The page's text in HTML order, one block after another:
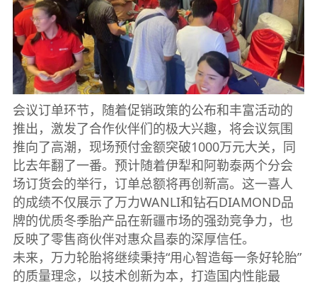
会议订单环节，随着促销政策的公布和丰富活动的
推出，激发了合作伙伴们的极大兴趣，将会议氛围
推向了高潮，现场预付金额突破1000万元大关，同
比去年翻了一番。预计随着伊犁和阿勒泰两个分会
场订货会的举行，订单总额将再创新高。这一喜人
的成绩不仅展示了万力WANLI和钻石DIAMOND品
牌的优质冬季胎产品在新疆市场的强劲竞争力，也
反映了零售商伙伴对惠众昌泰的深厚信任。
未来，万力轮胎将继续秉持“用心智造每一条好轮胎”
的质量理念，以技术创新为本，打造国内性能最